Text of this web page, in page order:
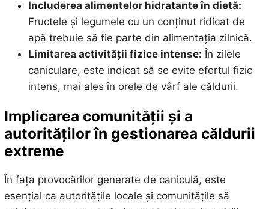
Includerea alimentelor hidratante în dietă:
Fructele și legumele cu un conținut ridicat de
apă trebuie să fie parte din alimentația zilnică.
Limitarea activității fizice intense: În zilele
caniculare, este indicat să se evite efortul fizic
intens, mai ales în orele de vârf ale căldurii.
Implicarea comunității și a
autorităților în gestionarea căldurii
extreme
În fața provocărilor generate de caniculă, este
esențial ca autoritățile locale și comunitățile să